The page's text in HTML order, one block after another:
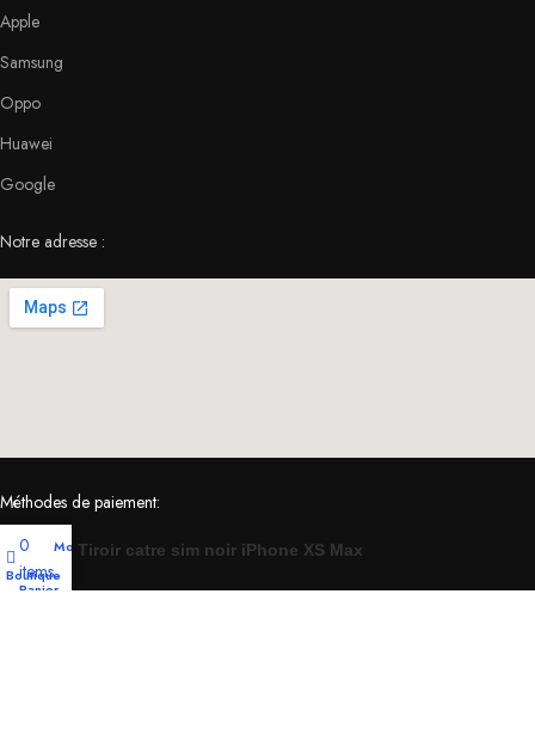
Apple
Samsung
Oppo
Huawei
Google
Notre adresse :
Méthodes de paiement:
Tiroir catre sim noir iPhone XS Max
Boutique
0
items
Panier
Mon compte